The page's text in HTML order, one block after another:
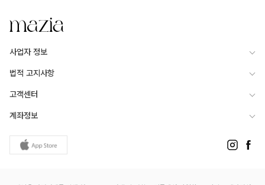
사업자 정보
법적 고지사항
고객센터
계좌정보